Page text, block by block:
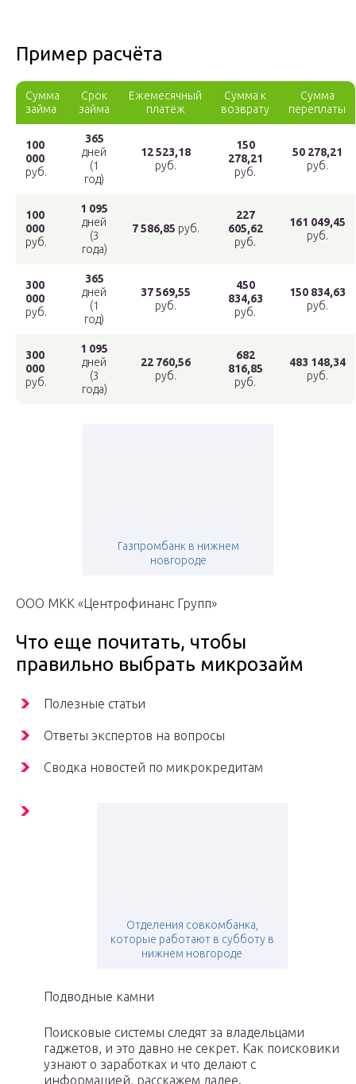
Пример расчёта
Сумма
займа
Срок
займа
Ежемесячный
платёж
Сумма к
возврату
Сумма
переплаты
100
000
руб.
365
дней
(1
год)
12 523,18
руб.
150
278,21
руб.
50 278,21
руб.
100
000
руб.
1 095
дней
(3
года)
7 586,85 руб.
227
605,62
руб.
161 049,45
руб.
300
000
руб.
365
дней
(1
год)
37 569,55
руб.
450
834,63
руб.
150 834,63
руб.
300
000
руб.
1 095
дней
(3
года)
22 760,56
руб.
682
816,85
руб.
483 148,34
руб.
Газпромбанк в нижнем
новгороде
ООО МКК «Центрофинанс Групп»
Что еще почитать, чтобы
правильно выбрать микрозайм
Полезные статьи
Ответы экспертов на вопросы
Сводка новостей по микрокредитам
Отделения совкомбанка,
которые работают в субботу в
нижнем новгороде
Подводные камни
Поисковые системы следят за владельцами
гаджетов, и это давно не секрет. Как поисковики
узнают о заработках и что делают с
информацией, расскажем далее.